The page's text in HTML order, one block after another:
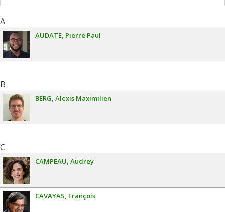
A
AUDATE Pierre Paul
B
BERG Alexis Maximilien
C
CAMPEAU Audrey
CAVAYAS François